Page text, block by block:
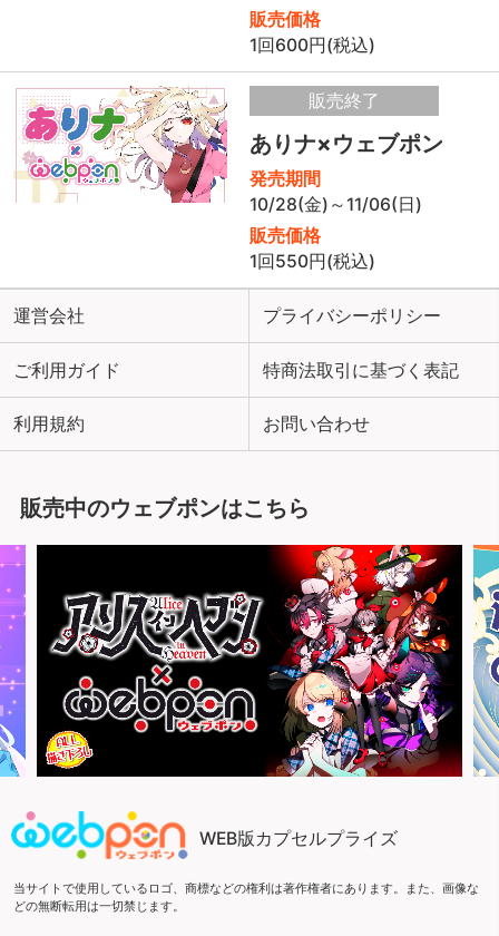
販売価格
1回600円(税込)
販売終了
ありナ×ウェブポン
発売期間
10/28(金)～11/06(日)
販売価格
1回550円(税込)
運営会社 プライバシーポリシー
ご利用ガイド 特商法取引に基づく表記
利用規約 お問い合わせ
販売中のウェブポンはこちら
WEB版カプセルプライズ
当サイトで使用しているロゴ、商標などの権利は著作権者にあります。また、画像な
どの無断転用は一切禁じます。